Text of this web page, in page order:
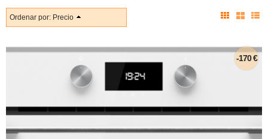
Ordenar por: Precio
-170 €